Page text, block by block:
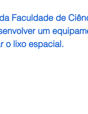
Faculdade de
um
o lixo espacial.